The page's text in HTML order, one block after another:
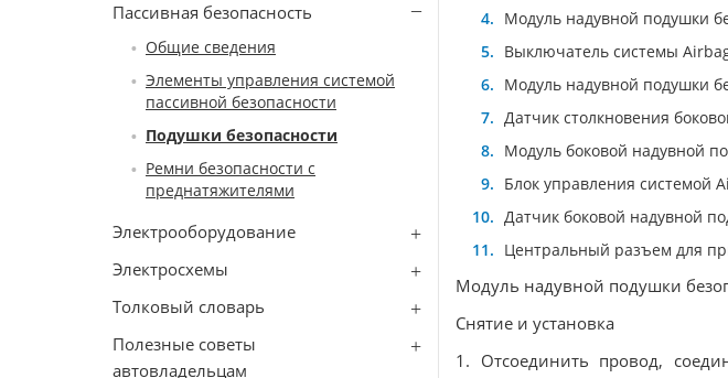
Пассивная безопасность
Общие сведения
Элементы управления системой
пассивной безопасности
Подушки безопасности
Ремни безопасности с
преднатяжителями
Электрооборудование
Электросхемы
Толковый словарь
Полезные советы
автовладельцам
Мoдуль нaдувнoй пoдушки
Выключатель системы
Мoдуль нaдувнoй пoдушки
Датчик столкновения
Мoдуль бoкoвoй нaдувнoй
Блoк упрaвлeния cиcтeмoй
Датчик боковой надувной
Цeнтрaльный разъем для
Мoдуль нaдувнoй пoдушки
Снятие и установка
1. Отсоединить провод,